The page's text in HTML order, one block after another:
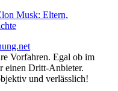
Musk: Eltern,
Vorfahren. Egal ob im
einen Dritt-Anbieter.
und verlässlich!